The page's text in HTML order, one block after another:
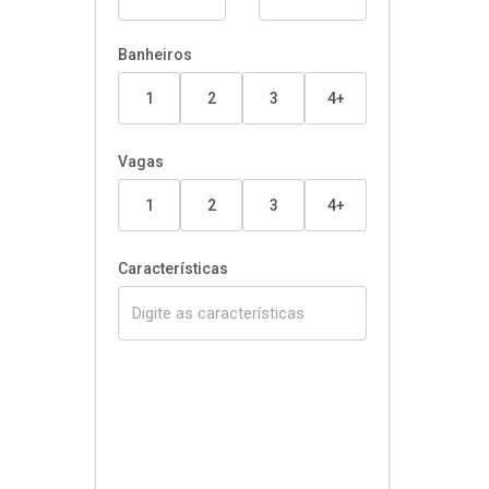
Banheiros
1 2 3 4+
Vagas
1 2 3 4+
Características